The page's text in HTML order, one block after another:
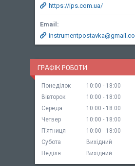
https://ips.com.ua/
ГРАФІК РОБОТИ
Понеділок 10:00
18:00
Вівторок
10:00
18:00
Середа
10:00
18:00
Четвер
10:00
18:00
Пʼятниця
10:00
18:00
Субота
Вихідний
Неділя
Вихідний